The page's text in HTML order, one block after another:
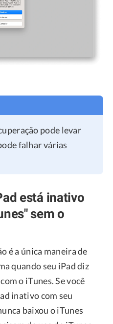
pode levar
falhar várias
está inativo
sem o
é a única maneira de
quando seu iPad diz
o iTunes. Se você
inativo com seu
baixou o iTunes